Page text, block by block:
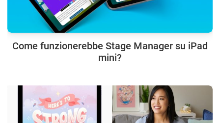
Come funzionerebbe Stage Manager su iPad
mini?